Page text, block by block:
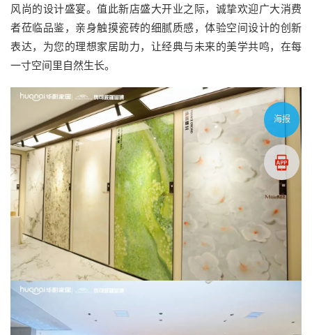
风尚的设计盛宴。值此新店盛大开业之际，诚挚欢迎广大消费
者莅临品鉴，亲身触摸瓷砖的细腻质感，体验空间设计的创新
表达，为您的理想家居助力，让经典与未来的美学共鸣，在每
一寸空间里自然生长。
海报